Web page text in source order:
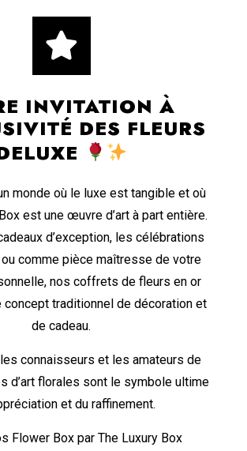
INVITATION À
DES FLEURS
monde où le luxe est tangible et où
est une œuvre d’art à part entière.
d’exception, les célébrations
comme pièce maîtresse de votre
nos coffrets de fleurs en or
concept traditionnel de décoration et
de cadeau.
connaisseurs et les amateurs de
d’art florales sont le symbole ultime
et du raffinement.
Flower Box par The Luxury Box